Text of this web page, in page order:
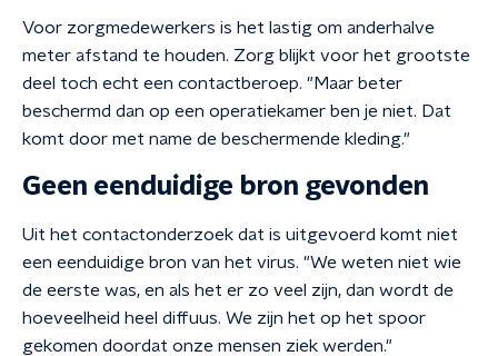
Voor zorgmedewerkers is het lastig om anderhalve
meter afstand te houden. Zorg blijkt voor het grootste
deel toch echt een contactberoep. "Maar beter
beschermd dan op een operatiekamer ben je niet. Dat
komt door met name de beschermende kleding."
Geen eenduidige bron gevonden
Uit het contactonderzoek dat is uitgevoerd komt niet
een eenduidige bron van het virus. "We weten niet wie
de eerste was, en als het er zo veel zijn, dan wordt de
hoeveelheid heel diffuus. We zijn het op het spoor
gekomen doordat onze mensen ziek werden."